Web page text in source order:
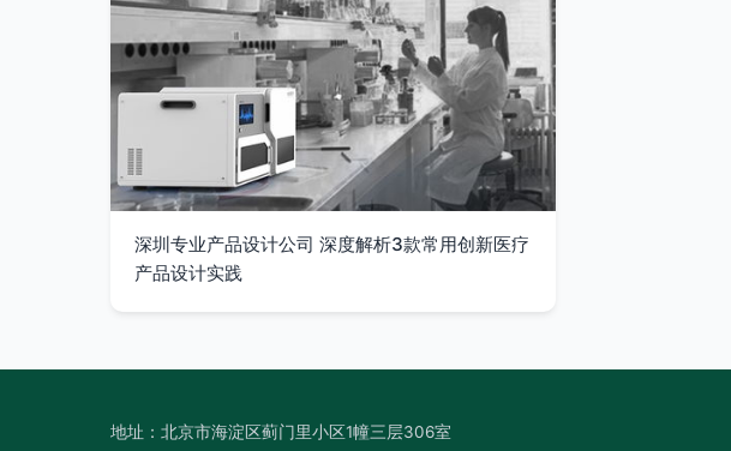
深圳专业产品设计公司 深度解析3款常用创新医疗
产品设计实践
地址：北京市海淀区蓟门里小区1幢三层306室